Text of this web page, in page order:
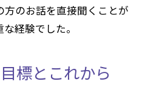
方のお話を直接聞くことが
経験でした。
標とこれから